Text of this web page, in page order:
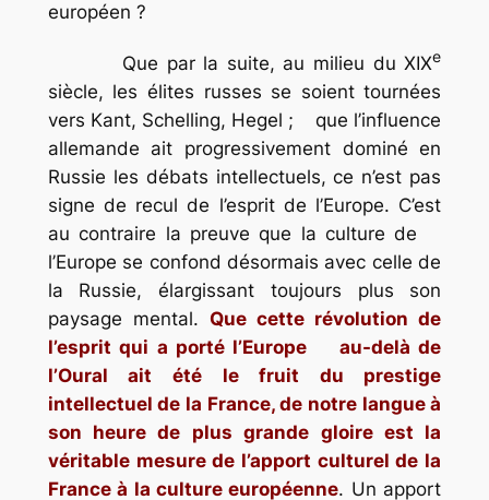
européen ?
Que par la suite, au milieu du XIXe
siècle, les élites russes se soient tournées
vers Kant, Schelling, Hegel ; que l’influence
allemande ait progressivement dominé en
Russie les débats intellectuels, ce n’est pas
signe de recul de l’esprit de l’Europe. C’est
au contraire la preuve que la culture de
l’Europe se confond désormais avec celle de
la Russie, élargissant toujours plus son
paysage mental. Que cette révolution de
l’esprit qui a porté l’Europe au-delà de
l’Oural ait été le fruit du prestige
intellectuel de la France, de notre langue à
son heure de plus grande gloire est la
véritable mesure de l’apport culturel de la
France à la culture européenne. Un apport